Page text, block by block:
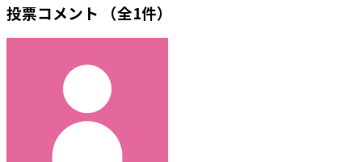
投票コメント （全1件）